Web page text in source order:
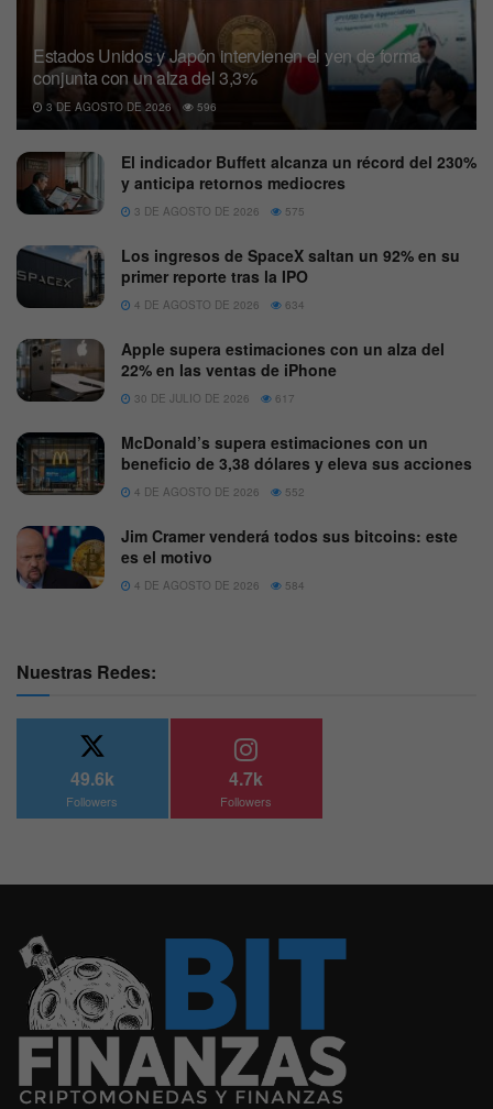
Estados Unidos y Japón intervienen el yen de forma
conjunta con un alza del 3,3%
3 DE AGOSTO DE 2026 596
El indicador Buffett alcanza un récord del 230%
y anticipa retornos mediocres
3 DE AGOSTO DE 2026 575
Los ingresos de SpaceX saltan un 92% en su
primer reporte tras la IPO
4 DE AGOSTO DE 2026 634
Apple supera estimaciones con un alza del
22% en las ventas de iPhone
30 DE JULIO DE 2026 617
McDonald’s supera estimaciones con un
beneficio de 3,38 dólares y eleva sus acciones
4 DE AGOSTO DE 2026 552
Jim Cramer venderá todos sus bitcoins: este
es el motivo
4 DE AGOSTO DE 2026 584
Nuestras Redes:
49.6k
Followers
4.7k
Followers